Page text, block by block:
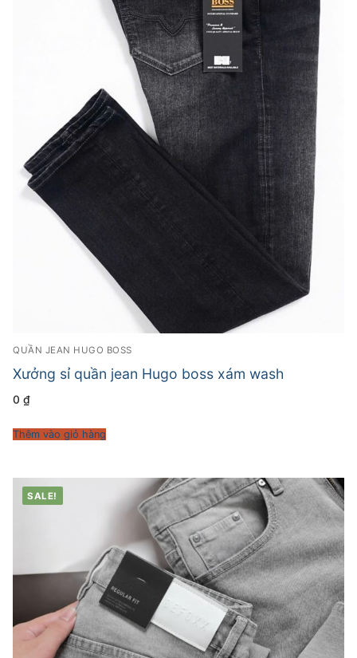
QUẦN JEAN HUGO BOSS
Xưởng sỉ quần jean Hugo boss xám wash
0 ₫
Thêm vào giỏ hàng
SALE!